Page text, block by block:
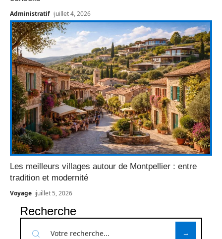
Administratif juillet 4, 2026
Les meilleurs villages autour de Montpellier : entre
tradition et modernité
Voyage juillet 5, 2026
Recherche